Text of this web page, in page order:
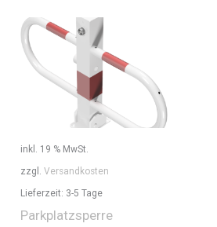
inkl. 19 % MwSt.
zzgl.Versandkosten
Lieferzeit: 3-5 Tage
Parkplatzsperre